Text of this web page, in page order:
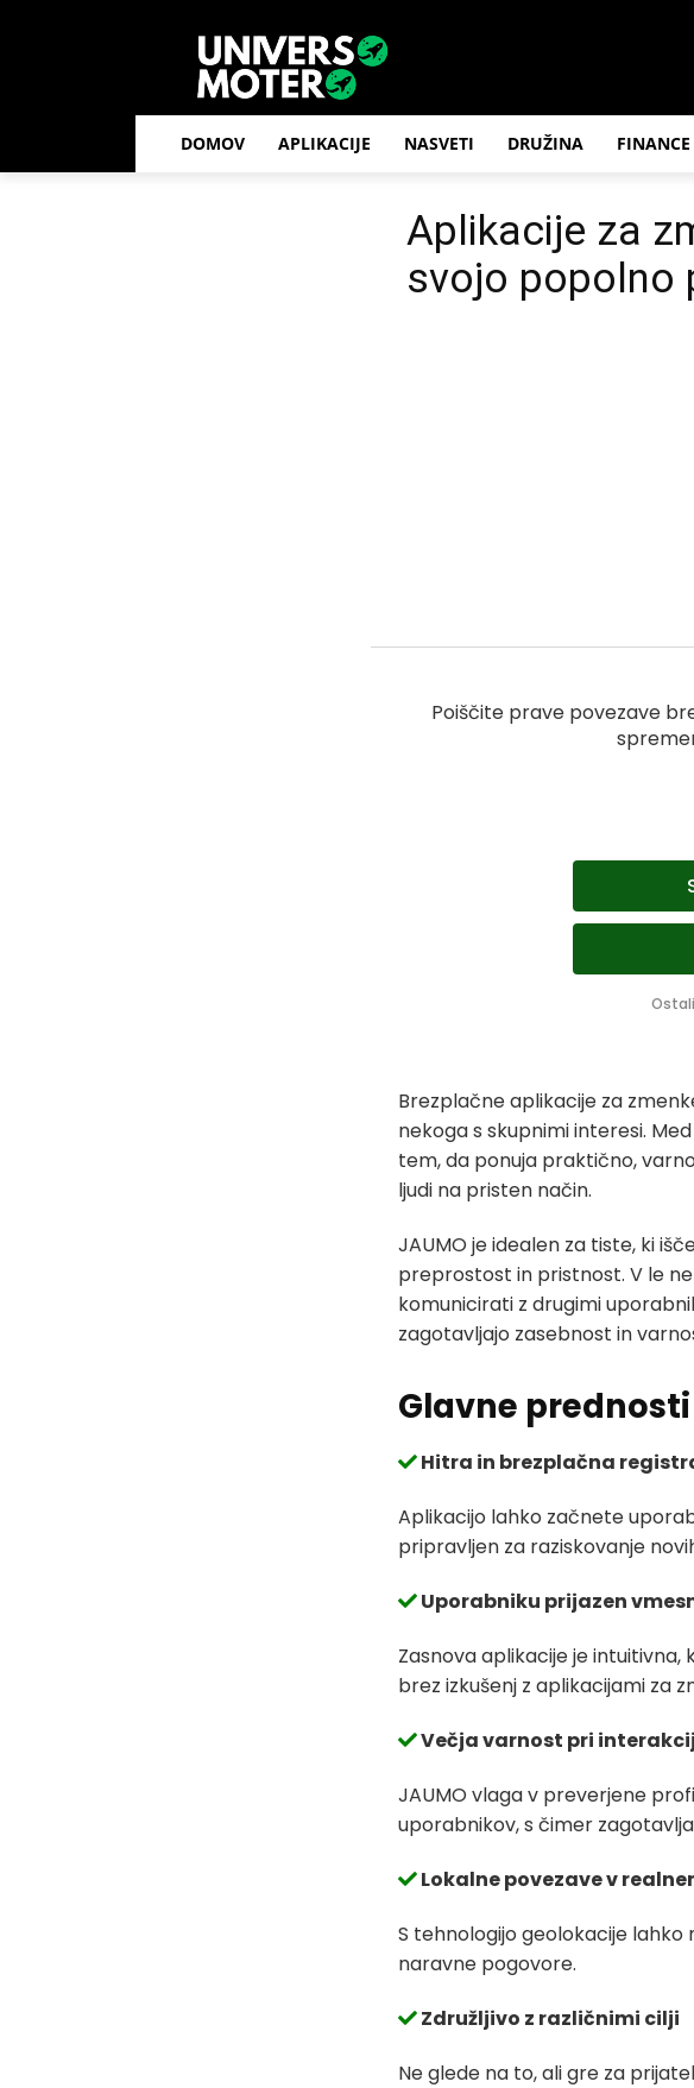
DOMOV APLIKACIJE NASVETI DRUŽINA FINANCE
Aplikacije za
svojo popolno
Poiščite prave povezave
Brezplačne aplikacije za
nekoga s skupnimi interesi.
tem, da ponuja praktično,
ljudi na pristen način.
JAUMO je idealen za tiste, ki
preprostost in pristnost. V le
komunicirati z drugimi
zagotavljajo zasebnost in
Glavne
Hitra in brezplačna
Aplikacijo lahko začnete
pripravljen za raziskovanje
Uporabniku prijazen
Zasnova aplikacije je
brez izkušenj z aplikacijami za
Večja varnost pri
JAUMO vlaga v preverjene
uporabnikov, s čimer
Lokalne povezave v
S tehnologijo geolokacije lahko
naravne pogovore.
Združljivo z različnimi cilji
Ne glede na to, ali gre za